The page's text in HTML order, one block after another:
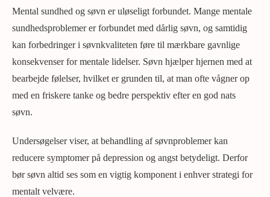
Mental sundhed og søvn er uløseligt forbundet. Mange mentale
sundhedsproblemer er forbundet med dårlig søvn, og samtidig
kan forbedringer i søvnkvaliteten føre til mærkbare gavnlige
konsekvenser for mentale lidelser. Søvn hjælper hjernen med at
bearbejde følelser, hvilket er grunden til, at man ofte vågner op
med en friskere tanke og bedre perspektiv efter en god nats
søvn.
Undersøgelser viser, at behandling af søvnproblemer kan
reducere symptomer på depression og angst betydeligt. Derfor
bør søvn altid ses som en vigtig komponent i enhver strategi for
mentalt velvære.